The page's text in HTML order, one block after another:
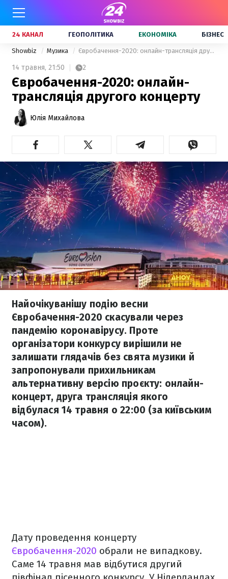
24 КАНАЛ ГЕОПОЛІТИКА ЕКОНОМІКА БІЗНЕС
Showbiz Музика Євробачення-2020: онлайн-трансляція другого концерту
14 травня, 21:50 2
Євробачення-2020: онлайн-
трансляція другого концерту
Юлія Михайлова
Найочікуванішу подію весни
Євробачення-2020 скасували через
пандемію коронавірусу. Проте
організатори конкурсу вирішили не
залишати глядачів без свята музики й
запропонували прихильникам
альтернативну версію проєкту: онлайн-
концерт, друга трансляція якого
відбулася 14 травня о 22:00 (за київським
часом).
Дату проведення концерту
Євробачення-2020 обрали не випадкову.
Саме 14 травня мав відбутися другий